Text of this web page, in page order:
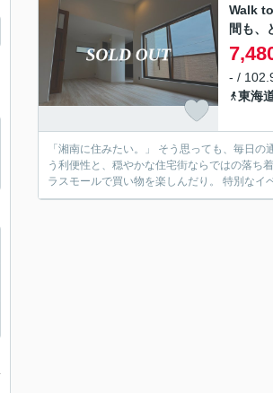
Walk
間も、
- /
東海
「湘南に住みたい。」 そう思っても、毎日の通勤や子育て
う利便性と、穏やかな住宅街ならではの落ち着きを両立した一棟です。 平日は仕事や学校へスム
ラスモールで